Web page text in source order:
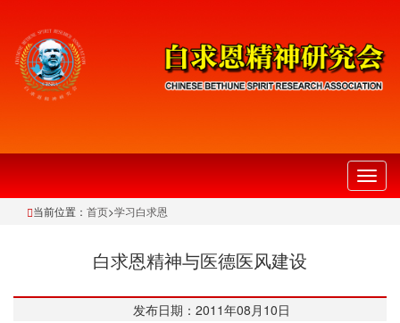
切
换
当前位置： 首页>学习白求恩
白求恩精神与医德医风建设
发布日期：2011年08月10日